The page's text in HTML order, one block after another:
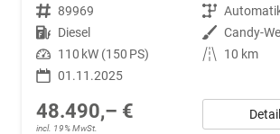
Fahrzeugnr. 89969 Getriebe
Kraftstoff Diesel Außenfarbe Candy-
Leistung 110 kW (150 PS) Kilometerstand
10 km
01.11.2025
48.490,– €
incl. 19% MwSt.